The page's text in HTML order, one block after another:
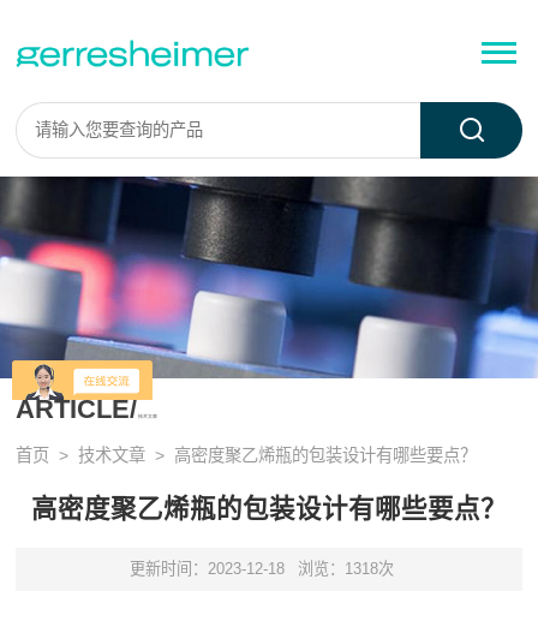
ARTICLE/技术文章
首页 >技术文章 > 高密度聚乙烯瓶的包装设计有哪些要点？
高密度聚乙烯瓶的包装设计有哪些要点？
更新时间：2023-12-18 浏览：1318次